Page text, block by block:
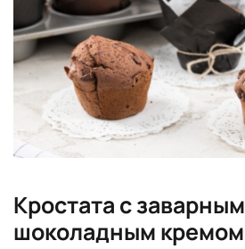
Кростата с заварным
шоколадным кремом